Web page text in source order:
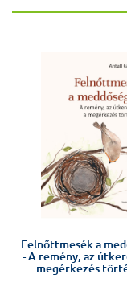
Felnőttmesék a
- A remény, az
megérkezés